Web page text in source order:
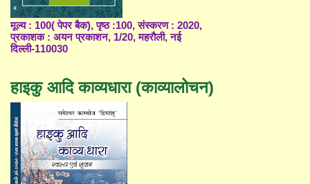
मूल्य : 100( पेपर बैक), पृष्ठ :100, संस्करण : 2020,
प्रकाशक : अयन प्रकाशन, 1/20, महरौली, नई
दिल्ली-110030
हाइकु आदि काव्यधारा (काव्यालोचन)